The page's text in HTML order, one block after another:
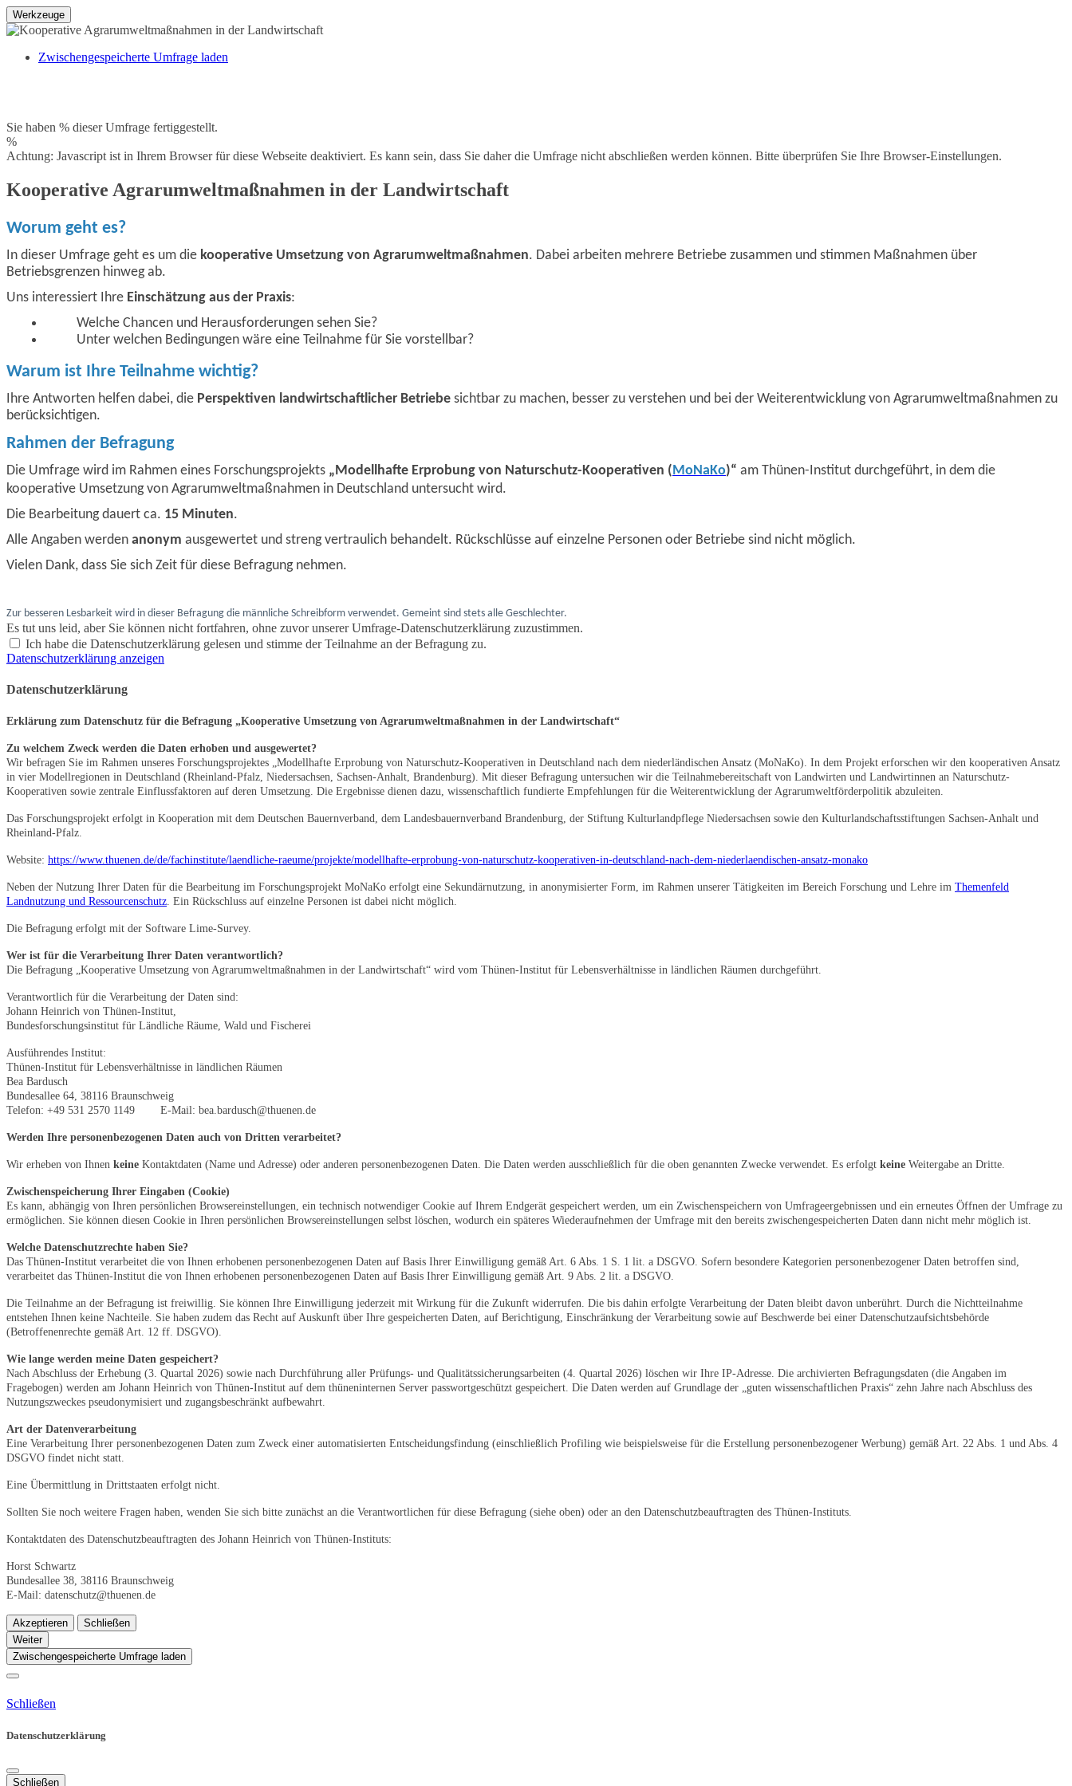
Werkzeuge
Zwischengespeicherte Umfrage laden
Sie haben % dieser Umfrage fertiggestellt.
%
Achtung: Javascript ist in Ihrem Browser für diese Webseite deaktiviert. Es kann sein, dass Sie daher die Umfrage nicht abschließen werden können. Bitte überprüfen Sie Ihre Browser-Einstellungen.
Kooperative Agrarumweltmaßnahmen in der Landwirtschaft
Worum geht es?
In dieser Umfrage geht es um die kooperative Umsetzung von Agrarumweltmaßnahmen. Dabei arbeiten mehrere Betriebe zusammen und stimmen Maßnahmen über
Betriebsgrenzen hinweg ab.
Uns interessiert Ihre Einschätzung aus der Praxis:
Welche Chancen und Herausforderungen sehen Sie?
Unter welchen Bedingungen wäre eine Teilnahme für Sie vorstellbar?
Warum ist Ihre Teilnahme wichtig?
Ihre Antworten helfen dabei, die Perspektiven landwirtschaftlicher Betriebe sichtbar zu machen, besser zu verstehen und bei der Weiterentwicklung von Agrarumweltmaßnahmen zu
berücksichtigen.
Rahmen der Befragung
Die Umfrage wird im Rahmen eines Forschungsprojekts „Modellhafte Erprobung von Naturschutz-Kooperativen (MoNaKo)“ am Thünen-Institut durchgeführt, in dem die
kooperative Umsetzung von Agrarumweltmaßnahmen in Deutschland untersucht wird.
Die Bearbeitung dauert ca. 15 Minuten.
Alle Angaben werden anonym ausgewertet und streng vertraulich behandelt. Rückschlüsse auf einzelne Personen oder Betriebe sind nicht möglich.
Vielen Dank, dass Sie sich Zeit für diese Befragung nehmen.
Zur besseren Lesbarkeit wird in dieser Befragung die männliche Schreibform verwendet. Gemeint sind stets alle Geschlechter.
Es tut uns leid, aber Sie können nicht fortfahren, ohne zuvor unserer Umfrage-Datenschutzerklärung zuzustimmen.
Ich habe die Datenschutzerklärung gelesen und stimme der Teilnahme an der Befragung zu.
Datenschutzerklärung anzeigen
Datenschutzerklärung
Erklärung zum Datenschutz für die Befragung „Kooperative Umsetzung von Agrarumweltmaßnahmen in der Landwirtschaft“
Zu welchem Zweck werden die Daten erhoben und ausgewertet?
Wir befragen Sie im Rahmen unseres Forschungsprojektes „Modellhafte Erprobung von Naturschutz-Kooperativen in Deutschland nach dem niederländischen Ansatz (MoNaKo). In dem Projekt erforschen wir den kooperativen Ansatz
in vier Modellregionen in Deutschland (Rheinland-Pfalz, Niedersachsen, Sachsen-Anhalt, Brandenburg). Mit dieser Befragung untersuchen wir die Teilnahmebereitschaft von Landwirten und Landwirtinnen an Naturschutz-
Kooperativen sowie zentrale Einflussfaktoren auf deren Umsetzung. Die Ergebnisse dienen dazu, wissenschaftlich fundierte Empfehlungen für die Weiterentwicklung der Agrarumweltförderpolitik abzuleiten.
Das Forschungsprojekt erfolgt in Kooperation mit dem Deutschen Bauernverband, dem Landesbauernverband Brandenburg, der Stiftung Kulturlandpflege Niedersachsen sowie den Kulturlandschaftsstiftungen Sachsen-Anhalt und
Rheinland-Pfalz.
Website: https://www.thuenen.de/de/fachinstitute/laendliche-raeume/projekte/modellhafte-erprobung-von-naturschutz-kooperativen-in-deutschland-nach-dem-niederlaendischen-ansatz-monako
Neben der Nutzung Ihrer Daten für die Bearbeitung im Forschungsprojekt MoNaKo erfolgt eine Sekundärnutzung, in anonymisierter Form, im Rahmen unserer Tätigkeiten im Bereich Forschung und Lehre im Themenfeld
Landnutzung und Ressourcenschutz. Ein Rückschluss auf einzelne Personen ist dabei nicht möglich.
Die Befragung erfolgt mit der Software Lime-Survey.
Wer ist für die Verarbeitung Ihrer Daten verantwortlich?
Die Befragung „Kooperative Umsetzung von Agrarumweltmaßnahmen in der Landwirtschaft“ wird vom Thünen-Institut für Lebensverhältnisse in ländlichen Räumen durchgeführt.
Verantwortlich für die Verarbeitung der Daten sind:
Johann Heinrich von Thünen-Institut,
Bundesforschungsinstitut für Ländliche Räume, Wald und Fischerei
Ausführendes Institut:
Thünen-Institut für Lebensverhältnisse in ländlichen Räumen
Bea Bardusch
Bundesallee 64, 38116 Braunschweig
Telefon: +49 531 2570 1149 E-Mail: bea.bardusch@thuenen.de
Werden Ihre personenbezogenen Daten auch von Dritten verarbeitet?
Wir erheben von Ihnen keine Kontaktdaten (Name und Adresse) oder anderen personenbezogenen Daten. Die Daten werden ausschließlich für die oben genannten Zwecke verwendet. Es erfolgt keine Weitergabe an Dritte.
Zwischenspeicherung Ihrer Eingaben (Cookie)
Es kann, abhängig von Ihren persönlichen Browsereinstellungen, ein technisch notwendiger Cookie auf Ihrem Endgerät gespeichert werden, um ein Zwischenspeichern von Umfrageergebnissen und ein erneutes Öffnen der Umfrage zu
ermöglichen. Sie können diesen Cookie in Ihren persönlichen Browsereinstellungen selbst löschen, wodurch ein späteres Wiederaufnehmen der Umfrage mit den bereits zwischengespeicherten Daten dann nicht mehr möglich ist.
Welche Datenschutzrechte haben Sie?
Das Thünen-Institut verarbeitet die von Ihnen erhobenen personenbezogenen Daten auf Basis Ihrer Einwilligung gemäß Art. 6 Abs. 1 S. 1 lit. a DSGVO. Sofern besondere Kategorien personenbezogener Daten betroffen sind,
verarbeitet das Thünen-Institut die von Ihnen erhobenen personenbezogenen Daten auf Basis Ihrer Einwilligung gemäß Art. 9 Abs. 2 lit. a DSGVO.
Die Teilnahme an der Befragung ist freiwillig. Sie können Ihre Einwilligung jederzeit mit Wirkung für die Zukunft widerrufen. Die bis dahin erfolgte Verarbeitung der Daten bleibt davon unberührt. Durch die Nichtteilnahme
entstehen Ihnen keine Nachteile. Sie haben zudem das Recht auf Auskunft über Ihre gespeicherten Daten, auf Berichtigung, Einschränkung der Verarbeitung sowie auf Beschwerde bei einer Datenschutzaufsichtsbehörde
(Betroffenenrechte gemäß Art. 12 ff. DSGVO).
Wie lange werden meine Daten gespeichert?
Nach Abschluss der Erhebung (3. Quartal 2026) sowie nach Durchführung aller Prüfungs- und Qualitätssicherungsarbeiten (4. Quartal 2026) löschen wir Ihre IP-Adresse. Die archivierten Befragungsdaten (die Angaben im
Fragebogen) werden am Johann Heinrich von Thünen-Institut auf dem thüneninternen Server passwortgeschützt gespeichert. Die Daten werden auf Grundlage der „guten wissenschaftlichen Praxis“ zehn Jahre nach Abschluss des
Nutzungszweckes pseudonymisiert und zugangsbeschränkt aufbewahrt.
Art der Datenverarbeitung
Eine Verarbeitung Ihrer personenbezogenen Daten zum Zweck einer automatisierten Entscheidungsfindung (einschließlich Profiling wie beispielsweise für die Erstellung personenbezogener Werbung) gemäß Art. 22 Abs. 1 und Abs. 4
DSGVO findet nicht statt.
Eine Übermittlung in Drittstaaten erfolgt nicht.
Sollten Sie noch weitere Fragen haben, wenden Sie sich bitte zunächst an die Verantwortlichen für diese Befragung (siehe oben) oder an den Datenschutzbeauftragten des Thünen-Instituts.
Kontaktdaten des Datenschutzbeauftragten des Johann Heinrich von Thünen-Instituts:
Horst Schwartz
Bundesallee 38, 38116 Braunschweig
E-Mail: datenschutz@thuenen.de
Akzeptieren
Schließen
Weiter
Zwischengespeicherte Umfrage laden
Schließen
Datenschutzerklärung
Schließen